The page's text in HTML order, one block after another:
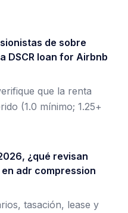
de sobre
DSCR loan for Airbnb
que la renta
(1.0 mínimo; 1.25+
¿qué revisan
adr compression
tasación, lease y